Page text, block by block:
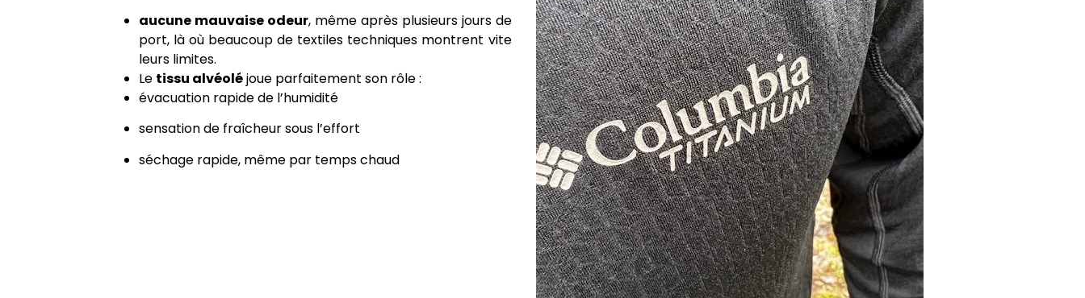
aucune mauvaise odeur, même après plusieurs jours de
port, là où beaucoup de textiles techniques montrent vite
leurs limites.
Le tissu alvéoléjoue parfaitement son rôle :
évacuation rapide de l’humidité
sensation de fraîcheur sous l’effort
séchage rapide, même par temps chaud